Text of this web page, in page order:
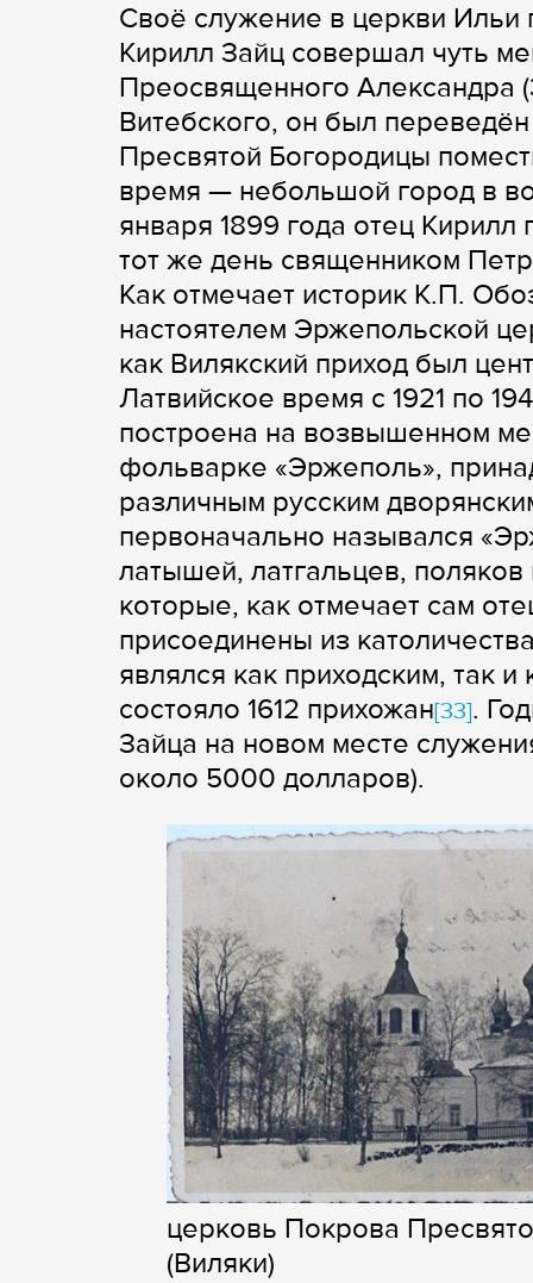
Своё служение в церкви Ильи
Кирилл Зайц совершал чуть
Преосвященного Александра
Витебского, он был
Пресвятой Богородицы
время — небольшой город в
января 1899 года отец
тот же день священником
Как отмечает историк К.П.
настоятелем Эржепольской
как Вилякский приход был
Латвийское время с 1921 по
построена на возвышенном
фольварке «Эржеполь»,
различным русским
первоначально назывался
латышей, латгальцев,
которые, как отмечает сам
присоединены из
являлся как приходским, так
состояло 1612 прихожан[33].
Зайца на новом месте
около 5000 долларов).
церковь Покрова
(Виляки)